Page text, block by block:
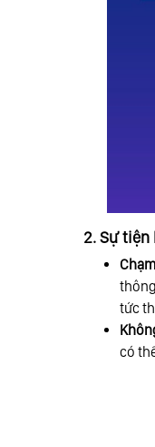
2. Sự
tức
có